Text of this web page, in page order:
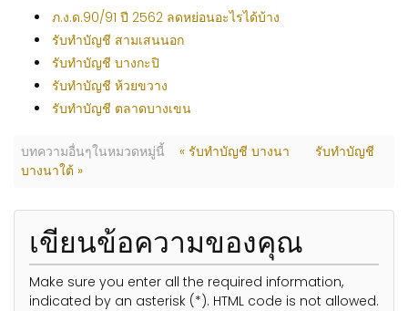
ภ.ง.ด.90/91 ปี 2562 ลดหย่อนอะไรได้บ้าง
รับทำบัญชี สามเสนนอก
รับทำบัญชี บางกะปิ
รับทำบัญชี ห้วยขวาง
รับทำบัญชี ตลาดบางเขน
บทความอื่นๆในหมวดหมู่นี้ « รับทำบัญชี บางนา
รับทำบัญชี
บางนาใต้ »
เขียนข้อความของคุณ
Make sure you enter all the required information,
indicated by an asterisk (*). HTML code is not allowed.